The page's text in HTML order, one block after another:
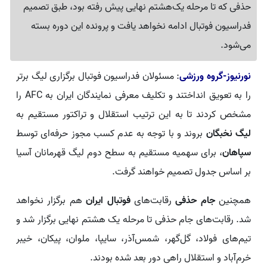
حذفی که تا مرحله یک‌هشتم نهایی پیش رفته بود، طبق تصمیم
فدراسیون فوتبال ادامه نخواهد یافت و پرونده این دوره بسته
می‌شود.
نورنیوز-گروه ورزشی: مسئولان فدراسیون فوتبال برگزاری لیگ برتر
را به تعویق انداختند و تکلیف معرفی نمایندگان ایران به AFC را
مشخص کردند تا به این ترتیب استقلال و تراکتور مستقیم به
لیگ نخبگان بروند و با توجه به عدم کسب مجوز حرفه‌ای توسط
سپاهان، برای سهمیه مستقیم به سطح دوم لیگ قهرمانان آسیا
بر اساس جدول تصمیم خواهند گرفت.
همچنینجام حذفیرقابت‌هایفوتبال ایرانهم برگزار نخواهد
شد. رقابت‌های جام حذفی تا مرحله یک هشتم نهایی برگزار شد و
تیم‌های فولاد، گل‌گهر، شمس‌آذر، سایپا، ملوان، پیکان، خیبر
خرم‌آباد و استقلال راهی دور بعد شده بودند.